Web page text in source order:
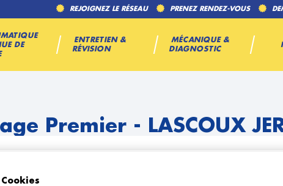
REJOIGNEZ LE RÉSEAU PRENEZ RENDEZ-VOUS
DE
ENTRETIEN &
RÉVISION
MÉCANIQUE &
DIAGNOSTIC
Premier - LASCOUX